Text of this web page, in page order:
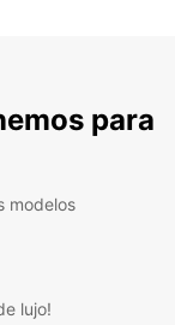
para
modelos
lujo!